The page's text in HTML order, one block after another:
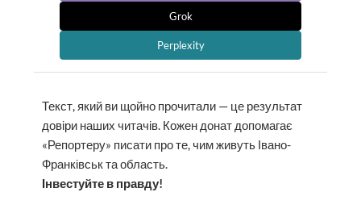
Grok
Perplexity
Текст, який ви щойно прочитали — це результат
довіри наших читачів. Кожен донат допомагає
«Репортеру» писати про те, чим живуть Івано-
Франківськ та область.
Інвестуйте в правду!